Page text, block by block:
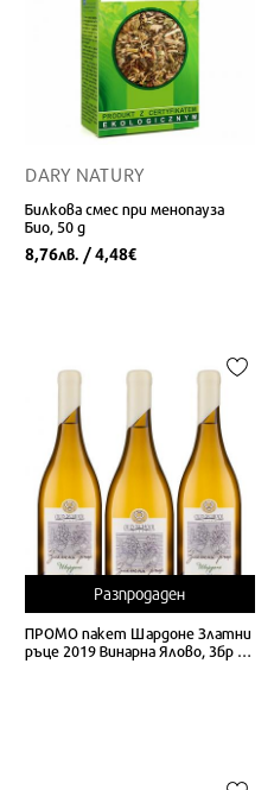
DARY NATURY
Билкова смес при менопауза
Био, 50 g
8,76лв. / 4,48€
Разпродаден
ПРОМО пакет Шардоне Златни
ръце 2019 Винарна Ялово, 3бр х